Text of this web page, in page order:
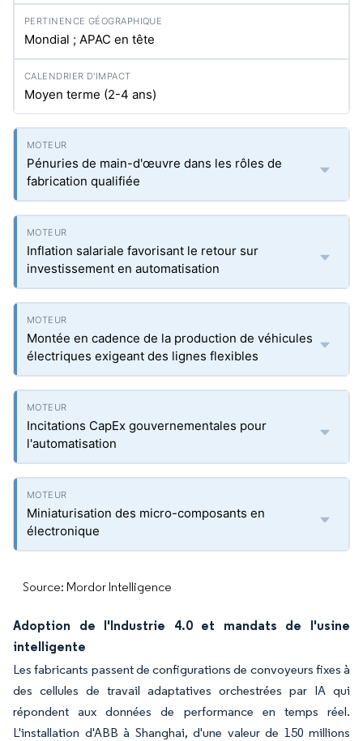
Mondial ; APAC en tête
Moyen terme (2-4 ans)
Pénuries de main-d'œuvre dans les rôles de
fabrication qualifiée
Inflation salariale favorisant le retour sur
investissement en automatisation
Montée en cadence de la production de véhicules
électriques exigeant des lignes flexibles
Incitations CapEx gouvernementales pour
l'automatisation
Miniaturisation des micro-composants en
électronique
Source: Mordor Intelligence
Adoption de l'Industrie 4.0 et mandats de l'usine
intelligente
Les fabricants passent de configurations de convoyeurs fixes à
des cellules de travail adaptatives orchestrées par IA qui
répondent aux données de performance en temps réel.
L'installation d'ABB à Shanghai, d'une valeur de 150 millions